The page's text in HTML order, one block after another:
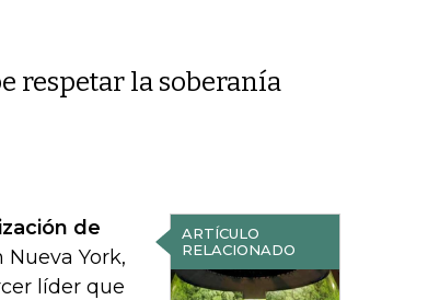
respetar la soberanía
ARTÍCULO
RELACIONADO
de
York,
líder que